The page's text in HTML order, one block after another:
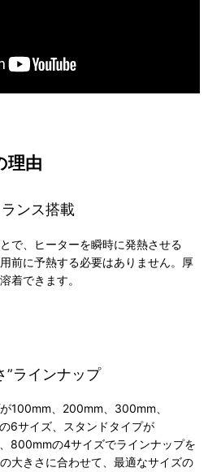
理由
ンス搭載
で、ヒーターを瞬時に発熱させる
前に予熱する必要はありません。厚
着できます。
”ラインナップ
100mm、200mm、300mm、
6サイズ、スタンドタイプが
800mmの4サイズでラインナップを
大きさに合わせて、最適なサイズの